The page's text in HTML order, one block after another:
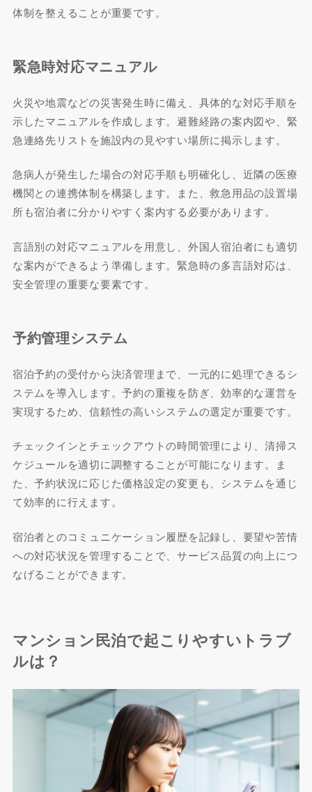
体制を整えることが重要です。
緊急時対応マニュアル
火災や地震などの災害発生時に備え、具体的な対応手順を
示したマニュアルを作成します。避難経路の案内図や、緊
急連絡先リストを施設内の見やすい場所に掲示します。
急病人が発生した場合の対応手順も明確化し、近隣の医療
機関との連携体制を構築します。また、救急用品の設置場
所も宿泊者に分かりやすく案内する必要があります。
言語別の対応マニュアルを用意し、外国人宿泊者にも適切
な案内ができるよう準備します。緊急時の多言語対応は、
安全管理の重要な要素です。
予約管理システム
宿泊予約の受付から決済管理まで、一元的に処理できるシ
ステムを導入します。予約の重複を防ぎ、効率的な運営を
実現するため、信頼性の高いシステムの選定が重要です。
チェックインとチェックアウトの時間管理により、清掃ス
ケジュールを適切に調整することが可能になります。ま
た、予約状況に応じた価格設定の変更も、システムを通じ
て効率的に行えます。
宿泊者とのコミュニケーション履歴を記録し、要望や苦情
への対応状況を管理することで、サービス品質の向上につ
なげることができます。
マンション民泊で起こりやすいトラブ
ルは？